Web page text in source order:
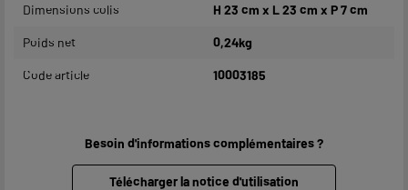
Dimensions colis H 23 cm x L 23 cm x P 7 cm
Poids net 0,24kg
Code article 10003185
Besoin d'informations complémentaires ?
Télécharger la notice d'utilisation